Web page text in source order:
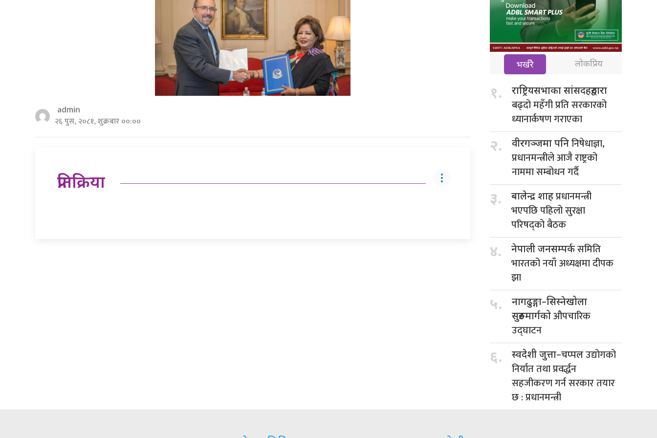
admin
२६ पुस, २०८१, शुक्रबार ००:००
प्रतिक्रिया
भर्खरै लोकप्रिय
१. राष्ट्रियसभाका सांसदहरुद्वारा
बढ्दो महँगी प्रति सरकारको
ध्यानार्कषण गराएका
२. वीरगञ्जमा पनिनिषेधाज्ञा,
प्रधानमन्त्रीले आजै राष्ट्रको
नाममा सम्बोधन गर्दै
३. बालेन्द्र शाहप्रधानमन्त्री
भएपछि पहिलो सुरक्षा
परिषद्को बैठक
४. नेपाली जनसम्पर्कसमिति
भारतको नयाँ अध्यक्षमा दीपक
झा
५.
नागढुङ्गा–सिस्नेखोला
सुरुङमार्गकोऔपचारिक
उद्घाटन
६. स्वदेशी जुत्ता–चप्पलउद्योगको
निर्यात तथा प्रवर्द्धन
सहजीकरण गर्न सरकार तयार
छ : प्रधानमन्त्री